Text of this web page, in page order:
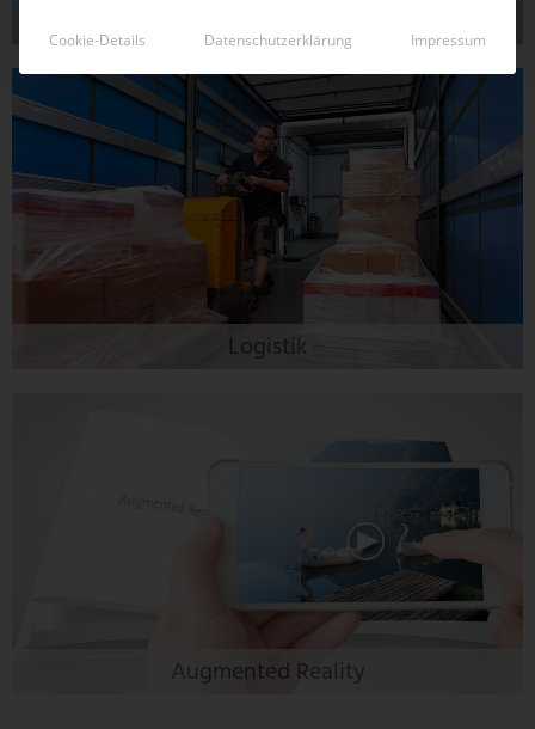
Logistik
Augmented Reality
Cookie-Details Datenschutzerklärung Impressum